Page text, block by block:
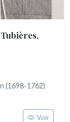
(1698-1762)
Voir